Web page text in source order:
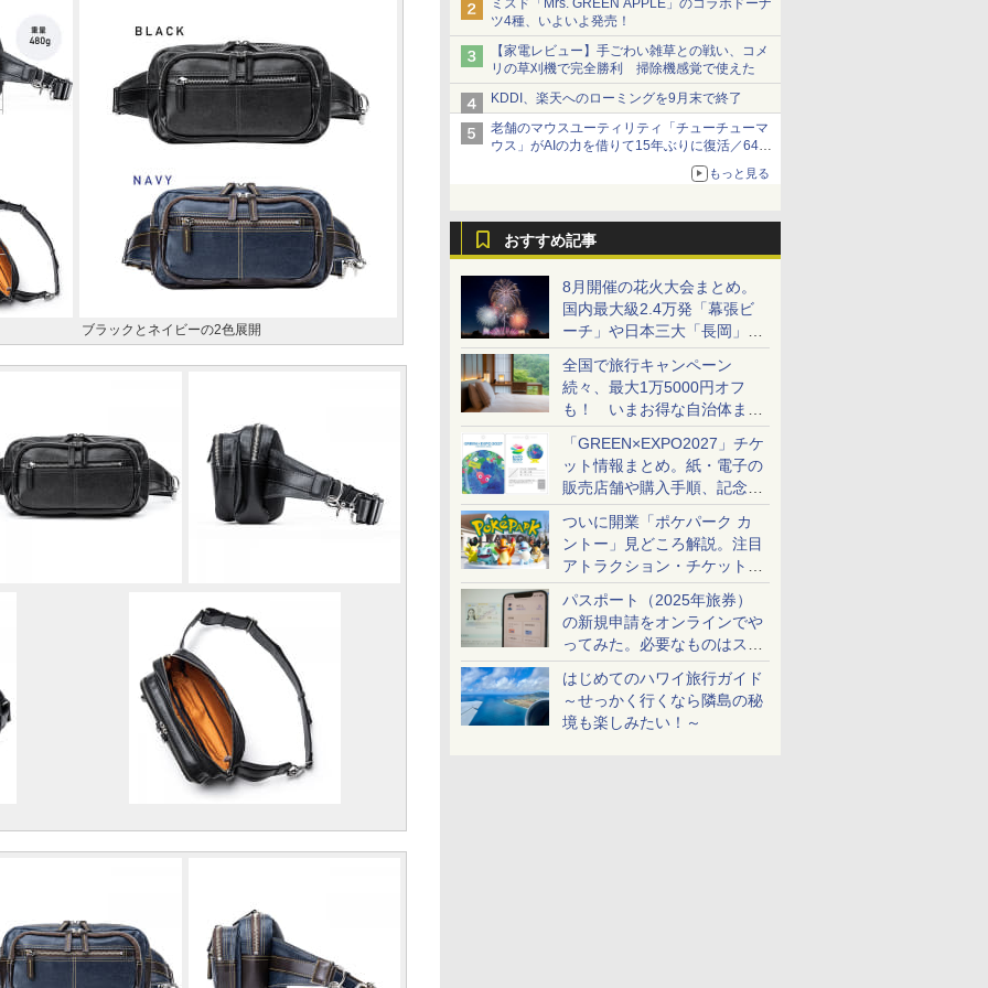
ミスド「Mrs. GREEN APPLE」のコラボドーナ
ツ4種、いよいよ発売！
【家電レビュー】手ごわい雑草との戦い、コメ
リの草刈機で完全勝利 掃除機感覚で使えた
KDDI、楽天へのローミングを9月末で終了
老舗のマウスユーティリティ「チューチューマ
ウス」がAIの力を借りて15年ぶりに復活／64bit
化、Windows 10/11、「Chrome」も走り回
る。復活記念で2026年末まで500円
もっと見る
おすすめ記事
8月開催の花火大会まとめ。
国内最大級2.4万発「幕張ビ
ーチ」や日本三大「長岡」な
ど大型イベント目白押し！
全国で旅行キャンペーン
続々、最大1万5000円オフ
も！ いまお得な自治体まと
め
「GREEN×EXPO2027」チケ
ット情報まとめ。紙・電子の
販売店舗や購入手順、記念チ
ケットも解説
ついに開業「ポケパーク カ
ントー」見どころ解説。注目
アトラクション・チケット手
配・来場前に必要な準備は？
パスポート（2025年旅券）
の新規申請をオンラインでや
ってみた。必要なものはスマ
ホとマイナカードのみ
はじめてのハワイ旅行ガイド
～せっかく行くなら隣島の秘
境も楽しみたい！～
ブラックとネイビーの2色展開